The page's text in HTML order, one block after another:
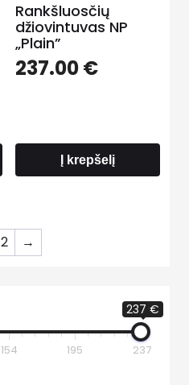
237 €
154 195 237
Rankšluosčių
džiovintuvas NP
„Plain”
237.00€
Į krepšelį
2 →